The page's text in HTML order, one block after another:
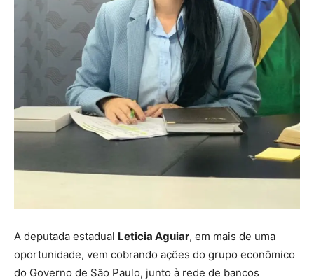
A deputada estadual Leticia Aguiar, em mais de uma
oportunidade, vem cobrando ações do grupo econômico
do Governo de São Paulo, junto à rede de bancos